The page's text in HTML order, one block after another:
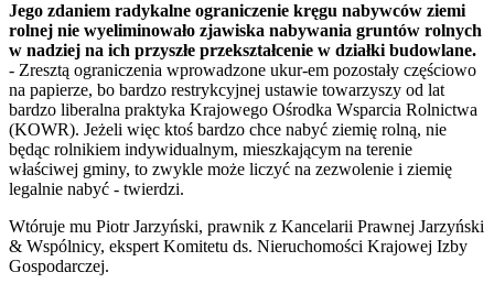
Jego zdaniem radykalne ograniczenie kręgu nabywców ziemi
rolnej nie wyeliminowało zjawiska nabywania gruntów rolnych
w nadziej na ich przyszłe przekształcenie w działki budowlane.
- Zresztą ograniczenia wprowadzone ukur-em pozostały częściowo
na papierze, bo bardzo restrykcyjnej ustawie towarzyszy od lat
bardzo liberalna praktyka Krajowego Ośrodka Wsparcia Rolnictwa
(KOWR). Jeżeli więc ktoś bardzo chce nabyć ziemię rolną, nie
będąc rolnikiem indywidualnym, mieszkającym na terenie
właściwej gminy, to zwykle może liczyć na zezwolenie i ziemię
legalnie nabyć - twierdzi.
Wtóruje mu Piotr Jarzyński, prawnik z Kancelarii Prawnej Jarzyński
& Wspólnicy, ekspert Komitetu ds. Nieruchomości Krajowej Izby
Gospodarczej.